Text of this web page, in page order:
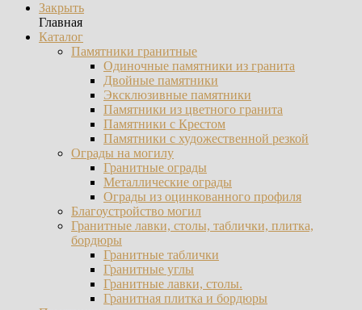
Закрыть
Главная
Каталог
Памятники гранитные
Одиночные памятники из гранита
Двойные памятники
Эксклюзивные памятники
Памятники из цветного гранита
Памятники с Крестом
Памятники с художественной резкой
Ограды на могилу
Гранитные ограды
Металлические ограды
Ограды из оцинкованного профиля
Благоустройство могил
Гранитные лавки, столы, таблички, плитка,
бордюры
Гранитные таблички
Гранитные углы
Гранитные лавки, столы.
Гранитная плитка и бордюры